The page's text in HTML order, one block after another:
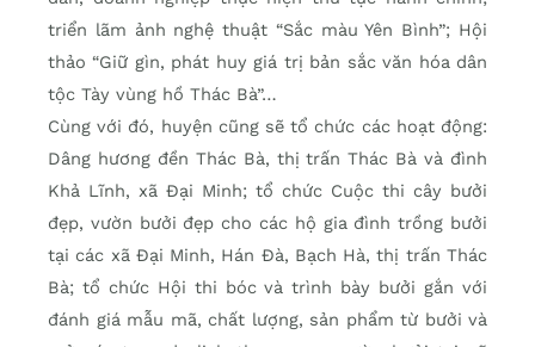
triển lãm ảnh nghệ thuật “Sắc màu Yên Bình”; Hội
thảo “Giữ gìn, phát huy giá trị bản sắc văn hóa dân
tộc Tày vùng hồ Thác Bà”…
Cùng với đó, huyện cũng sẽ tổ chức các hoạt động:
Dâng hương đền Thác Bà, thị trấn Thác Bà và đình
Khả Lĩnh, xã Đại Minh; tổ chức Cuộc thi cây bưởi
đẹp, vườn bưởi đẹp cho các hộ gia đình trồng bưởi
tại các xã Đại Minh, Hán Đà, Bạch Hà, thị trấn Thác
Bà; tổ chức Hội thi bóc và trình bày bưởi gắn với
đánh giá mẫu mã, chất lượng, sản phẩm từ bưởi và